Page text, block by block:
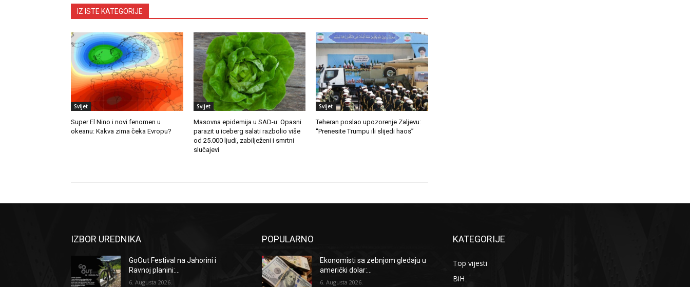
IZ ISTE KATEGORIJE
Svijet
Super El Nino i novi fenomen u
okeanu: Kakva zima čeka Evropu?
Svijet
Masovna epidemija u SAD-u: Opasni
parazit u iceberg salati razbolio više
od 25.000 ljudi, zabilježeni i smrtni
slučajevi
Svijet
Teheran poslao upozorenje Zaljevu:
“Prenesite Trumpu ili slijedi haos”
IZBOR UREDNIKA
GoOut Festival na Jahorini i
Ravnoj planini:...
6. Augusta 2026.
POPULARNO
Ekonomisti sa zebnjom gledaju u
američki dolar:...
6. Augusta 2026.
KATEGORIJE
Top vijesti
BiH